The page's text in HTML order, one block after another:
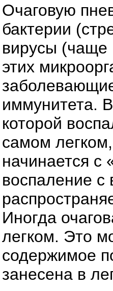
Очаговую
бактерии
вирусы (чаще
этих
иммунитета.
которой
самом
начинается с
воспаление с
Иногда
легком. Это
содержимое
занесена в